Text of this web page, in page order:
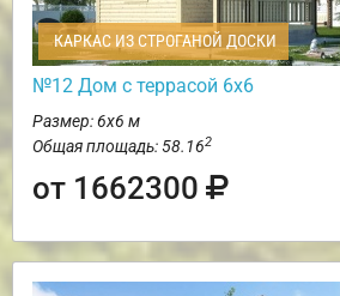
КАРКАС ИЗ СТРОГАНОЙ ДОСКИ
№12 Дом с террасой 6х6
Размер: 6х6 м
Общая площадь: 58.162
от 1662300